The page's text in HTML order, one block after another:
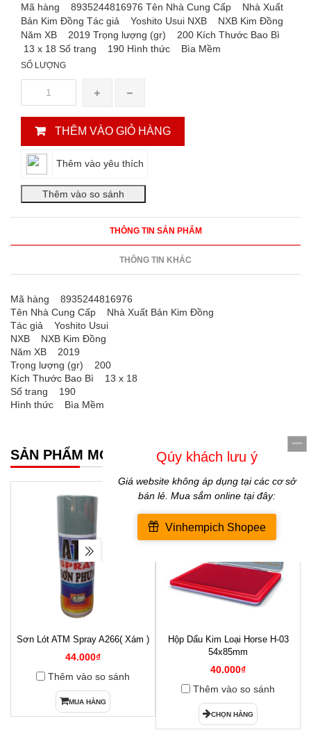
Mã hàng 8935244816976 Tên Nhà Cung Cấp Nhà Xuất
Bản Kim Đồng Tác giả Yoshito Usui NXB NXB Kim Đồng
Năm XB 2019 Trọng lượng (gr) 200 Kích Thước Bao Bì
13 x 18 Số trang 190 Hình thức Bìa Mềm
SỐ LƯỢNG
THÊM VÀO GIỎ HÀNG
Thêm vào yêu thích
THÔNG TIN SẢN PHẨM
THÔNG TIN KHÁC
Mã hàng 8935244816976
Tên Nhà Cung Cấp Nhà Xuất Bản Kim Đồng
Tác giả Yoshito Usui
NXB NXB Kim Đồng
Năm XB 2019
Trọng lượng (gr) 200
Kích Thước Bao Bì 13 x 18
Số trang 190
Hình thức Bìa Mềm
SẢN PHẨM MỚI NHẤT
Sơn Lót ATM Spray A266( Xám )
44.000₫
Thêm vào so sánh
MUA HÀNG
Hộp Dấu Kim Loại Horse H-03
54x85mm
40.000₫
Thêm vào so sánh
CHỌN HÀNG